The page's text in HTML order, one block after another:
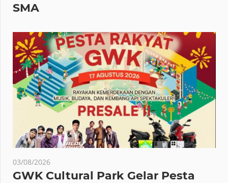
SMA
03/08/2026
GWK Cultural Park Gelar Pesta